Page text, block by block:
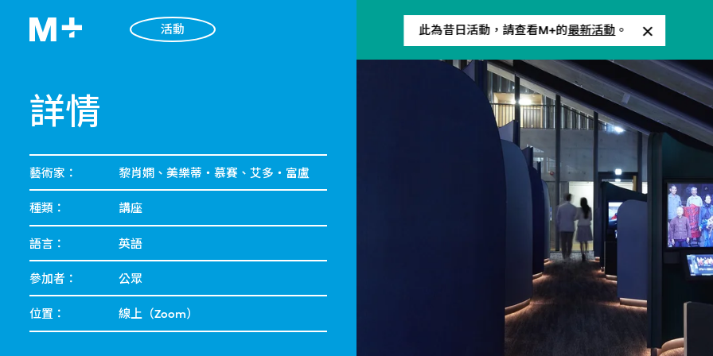
活動 此為昔日活動，請查看M+的最新活動 。
詳情
藝術家： 黎肖嫻、美樂蒂・慕賽、艾多・富盧
種類： 講座
語言： 英語
參加者： 公眾
位置： 線上（Zoom）